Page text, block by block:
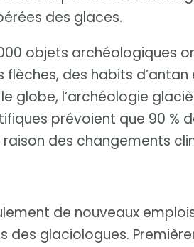
des glaces.
objets archéologiques
flèches, des habits
globe, l’archéologie
prévoient que 90 %
raison des changements
de nouveaux
des glaciologues.